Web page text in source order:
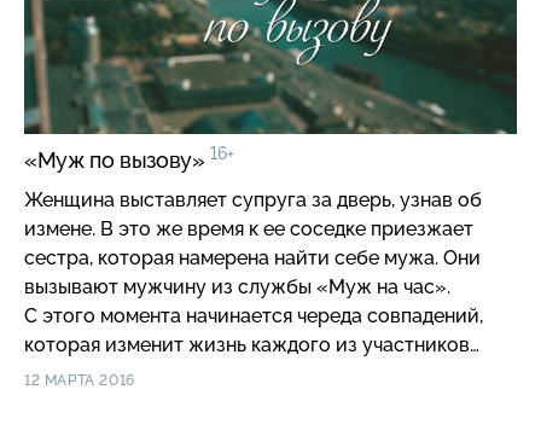
«Муж по вызову» 16+
Женщина выставляет супруга за дверь, узнав об
измене. В это же время к ее соседке приезжает
сестра, которая намерена найти себе мужа. Они
вызывают мужчину из службы «Муж на час».
С этого момента начинается череда совпадений,
которая изменит жизнь каждого из участников
истории.
12 МАРТА 2016